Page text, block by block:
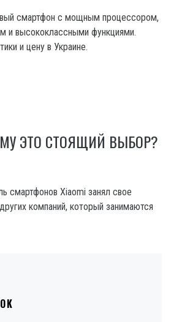
смартфон с мощным процессором,
и высококлассными функциями.
и цену в Украине.
ЭТО СТОЯЩИЙ ВЫБОР?
смартфонов Xiaomi занял свое
компаний, который занимаются